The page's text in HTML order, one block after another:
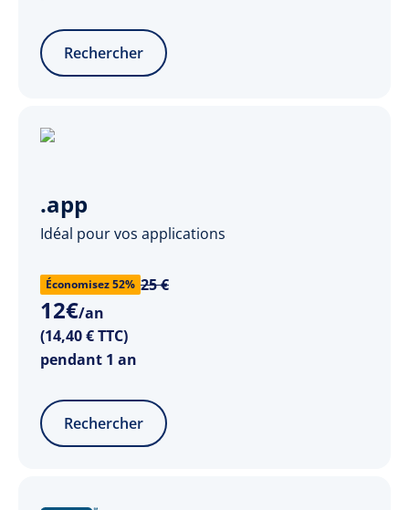
Rechercher
.app
Idéal pour vos applications
Économisez 52% 25 €
12€/an
(14,40 € TTC)
pendant 1 an
Rechercher